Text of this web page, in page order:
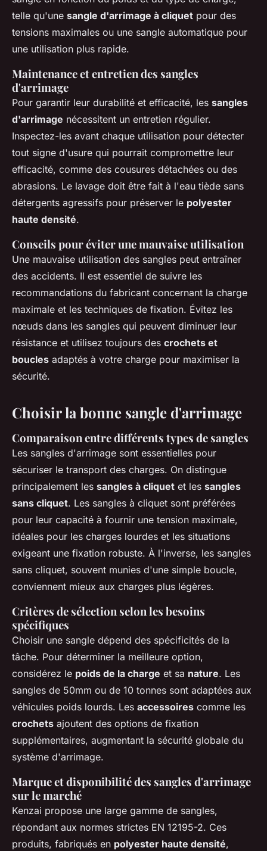
telle qu'une sangle d'arrimage à cliquet pour des
tensions maximales ou une sangle automatique pour
une utilisation plus rapide.
Maintenance et entretien des sangles
d'arrimage
Pour garantir leur durabilité et efficacité, les sangles
d'arrimage nécessitent un entretien régulier.
Inspectez-les avant chaque utilisation pour détecter
tout signe d'usure qui pourrait compromettre leur
efficacité, comme des cousures détachées ou des
abrasions. Le lavage doit être fait à l'eau tiède sans
détergents agressifs pour préserver le polyester
haute densité.
Conseils pour éviter une mauvaise utilisation
Une mauvaise utilisation des sangles peut entraîner
des accidents. Il est essentiel de suivre les
recommandations du fabricant concernant la charge
maximale et les techniques de fixation. Évitez les
nœuds dans les sangles qui peuvent diminuer leur
résistance et utilisez toujours des crochets et
boucles adaptés à votre charge pour maximiser la
sécurité.
Choisir la bonne sangle d'arrimage
Comparaison entre différents types de sangles
Les sangles d'arrimage sont essentielles pour
sécuriser le transport des charges. On distingue
principalement les sangles à cliquet et les sangles
sans cliquet. Les sangles à cliquet sont préférées
pour leur capacité à fournir une tension maximale,
idéales pour les charges lourdes et les situations
exigeant une fixation robuste. À l'inverse, les sangles
sans cliquet, souvent munies d'une simple boucle,
conviennent mieux aux charges plus légères.
Critères de sélection selon les besoins
spécifiques
Choisir une sangle dépend des spécificités de la
tâche. Pour déterminer la meilleure option,
considérez le poids de la charge et sa nature. Les
sangles de 50mm ou de 10 tonnes sont adaptées aux
véhicules poids lourds. Les accessoires comme les
crochets ajoutent des options de fixation
supplémentaires, augmentant la sécurité globale du
système d'arrimage.
Marque et disponibilité des sangles d'arrimage
sur le marché
Kenzai propose une large gamme de sangles,
répondant aux normes strictes EN 12195-2. Ces
produits, fabriqués en polyester haute densité,